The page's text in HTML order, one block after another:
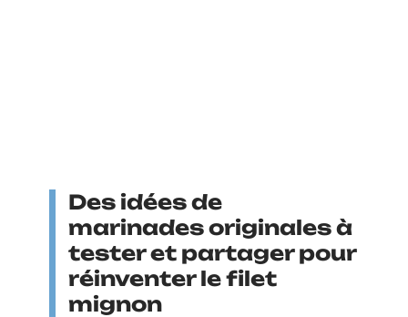
Des idées de
marinades originales à
tester et partager pour
réinventer le filet
mignon